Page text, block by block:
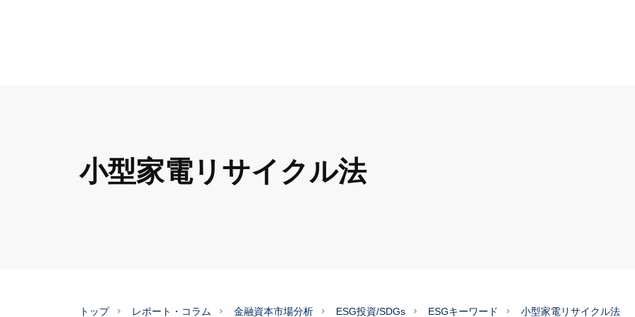
小型家電リサイクル法
トップ レポート・コラム 金融資本市場分析 ESG投資/SDGs ESGキーワード 小型家電リサイクル法